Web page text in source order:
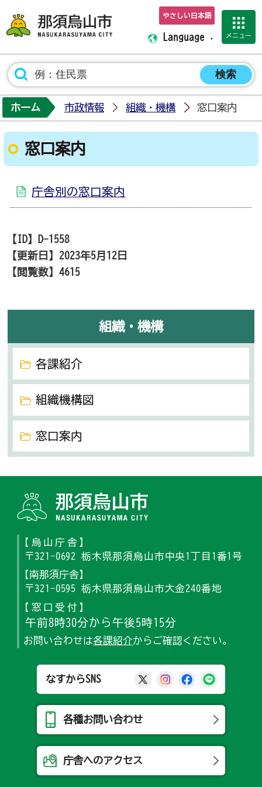
那須烏山市ホーム
やさしい日本語
Language メニュー
ホーム 市政情報 組織・機構 窓口案内
窓口案内
庁舎別の窓口案内
【ID】
D-1558
【更新日】 2023年5月12日
【閲覧数】4615
組織・機構
各課紹介
組織機構図
窓口案内
【烏山庁舎】
〒321-0692 栃木県那須烏山市中央1丁目1番1号
【南那須庁舎】
〒321-0595 栃木県那須烏山市大金240番地
【窓口受付】
午前8時30分から午後5時15分
お問い合わせは各課紹介からご確認ください。
なすからSNS 那須烏山市公式X
那須烏山市公式
那須烏山市
各種お問い合わせ
庁舎へのアクセス